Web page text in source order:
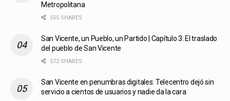
Metropolitana
555 SHARES
San Vicente, un Pueblo, un Partido | Capítulo 3: El traslado
del pueblo de San Vicente
572 SHARES
San Vicente en penumbras digitales: Telecentro dejó sin
servicio a cientos de usuarios y nadie da la cara